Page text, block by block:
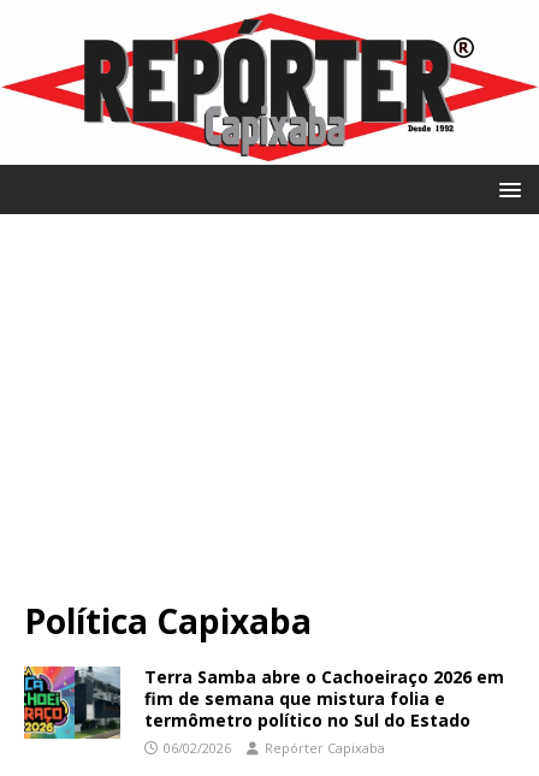
Política Capixaba
Terra Samba abre o Cachoeiraço 2026 em
fim de semana que mistura folia e
termômetro político no Sul do Estado
06/02/2026 Repórter Capixaba